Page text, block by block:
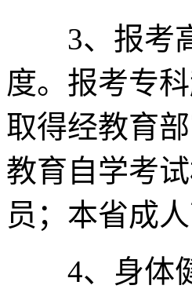
3、报考高
度。报考专
取得经教育
教育自学考
员；本省成
4、身体健